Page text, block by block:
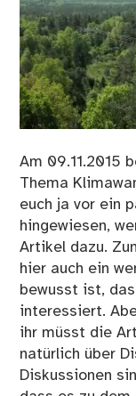
Am 09.11.2015
Thema
euch ja vor ein
hingewiesen,
Artikel dazu.
hier auch ein
bewusst ist,
interessiert.
ihr müsst die
natürlich über
Diskussionen